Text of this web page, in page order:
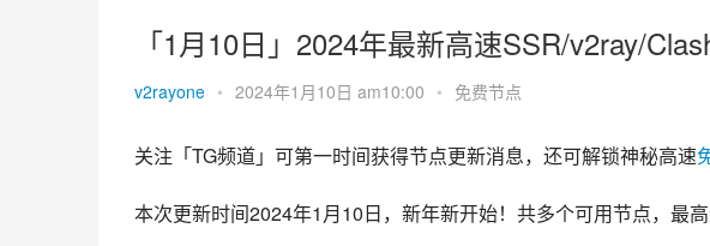
「1月10日」2024年最新高速SSR/v2ray/
v2rayone • 2024年1月10日 am10:00 • 免费节点
关注「TG频道」可第一时间获得节点更新消息，还可解锁神秘高速
本次更新时间2024年1月10日，新年新开始！共多个可用节点，最高